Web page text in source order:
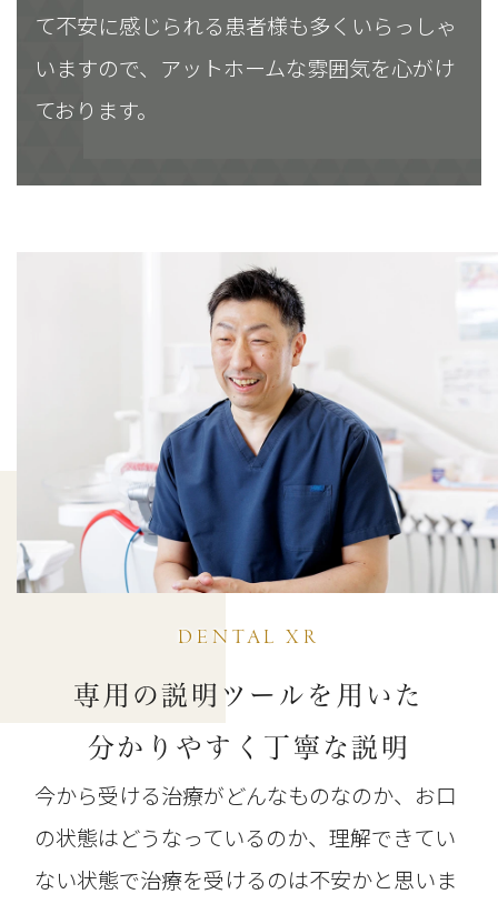
て不安に感じられる患者様も多くいらっしゃ
いますので、アットホームな雰囲気を心がけ
ております。
DENTAL XR
専用の説明ツールを用いた
分かりやすく丁寧な説明
今から受ける治療がどんなものなのか、お口
の状態はどうなっているのか、理解できてい
ない状態で治療を受けるのは不安かと思いま